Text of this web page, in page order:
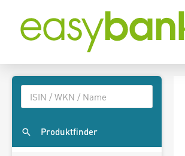
Produktfinder